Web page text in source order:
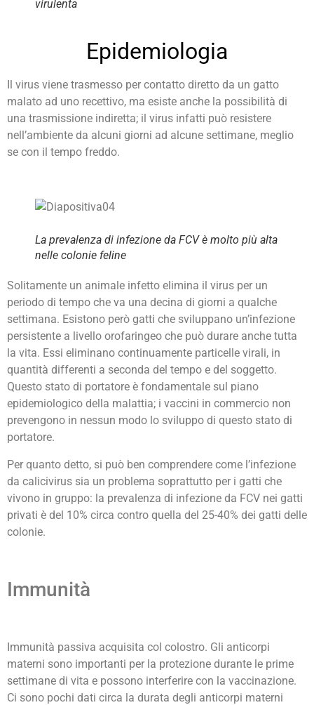
virulenta
Epidemiologia
Il virus viene trasmesso per contatto diretto da un gatto
malato ad uno recettivo, ma esiste anche la possibilità di
una trasmissione indiretta; il virus infatti può resistere
nell’ambiente da alcuni giorni ad alcune settimane, meglio
se con il tempo freddo.
La prevalenza di infezione da FCV è molto più alta
nelle colonie feline
Solitamente un animale infetto elimina il virus per un
periodo di tempo che va una decina di giorni a qualche
settimana. Esistono però gatti che sviluppano un’infezione
persistente a livello orofaringeo che può durare anche tutta
la vita. Essi eliminano continuamente particelle virali, in
quantità differenti a seconda del tempo e del soggetto.
Questo stato di portatore è fondamentale sul piano
epidemiologico della malattia; i vaccini in commercio non
prevengono in nessun modo lo sviluppo di questo stato di
portatore.
Per quanto detto, si può ben comprendere come l’infezione
da calicivirus sia un problema soprattutto per i gatti che
vivono in gruppo: la prevalenza di infezione da FCV nei gatti
privati è del 10% circa contro quella del 25-40% dei gatti delle
colonie.
Immunità
Immunità passiva acquisita col colostro. Gli anticorpi
materni sono importanti per la protezione durante le prime
settimane di vita e possono interferire con la vaccinazione.
Ci sono pochi dati circa la durata degli anticorpi materni